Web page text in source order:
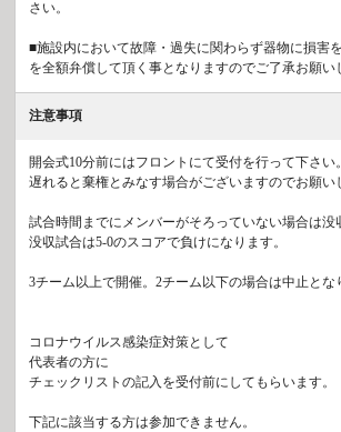
さい。
■施設内において故障・過失に関わらず器物に損害
を全額弁償して頂く事となりますのでご了承お願い
注意事項
開会式10分前にはフロントにて受付を行って下さい。
遅れると棄権とみなす場合がございますのでお願い
試合時間までにメンバーがそろっていない場合は没
没収試合は5-0のスコアで負けになります。
3チーム以上で開催。2チーム以下の場合は中止とな
コロナウイルス感染症対策として
代表者の方に
チェックリストの記入を受付前にしてもらいます。
下記に該当する方は参加できません。